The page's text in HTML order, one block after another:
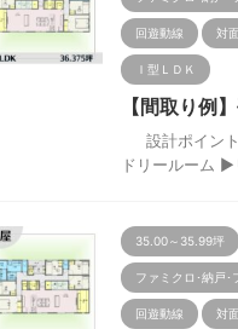
回遊動線 対
Ｉ型ＬＤＫ
【間取り
設計ポイント
ドリールーム
35.00～35.99坪
ファミクロ･納戸･
回遊動線 対